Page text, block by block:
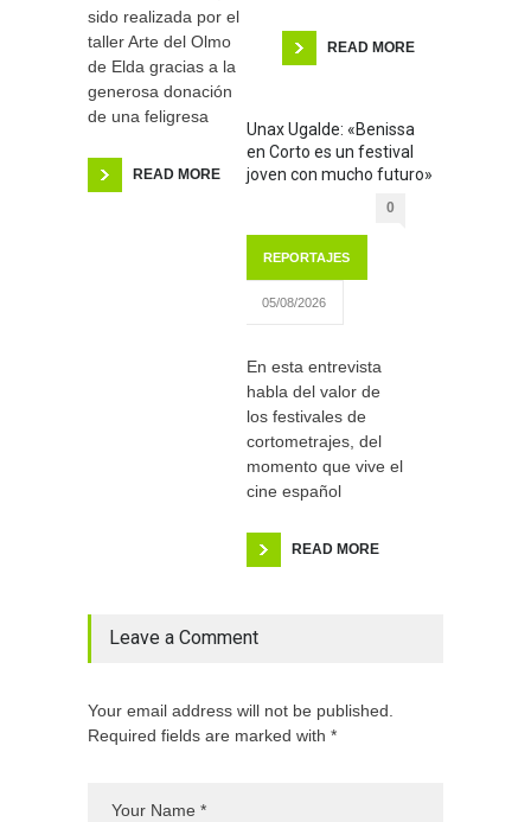
sido realizada por el
taller Arte del Olmo
de Elda gracias a la
generosa donación
de una feligresa
READ MORE
READ MORE
Unax Ugalde: «Benissa
en Corto es un festival
joven con mucho futuro»
0
REPORTAJES
05/08/2026
En esta entrevista
habla del valor de
los festivales de
cortometrajes, del
momento que vive el
cine español
READ MORE
Leave a Comment
Your email address will not be published.
Required fields are marked with *